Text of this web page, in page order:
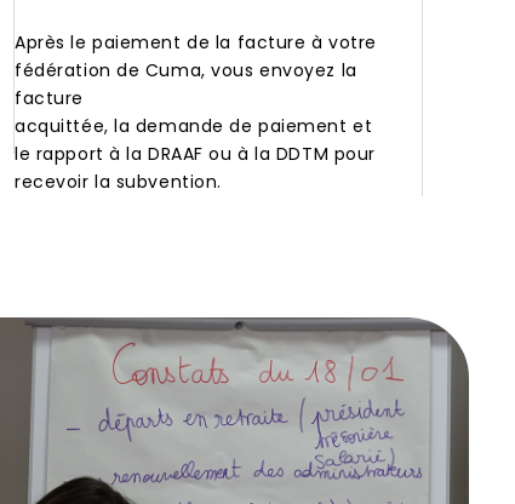
Après le paiement de la facture à votre
fédération de Cuma, vous envoyez la
facture
acquittée, la demande de paiement et
le rapport à la DRAAF ou à la DDTM pour
recevoir la subvention.